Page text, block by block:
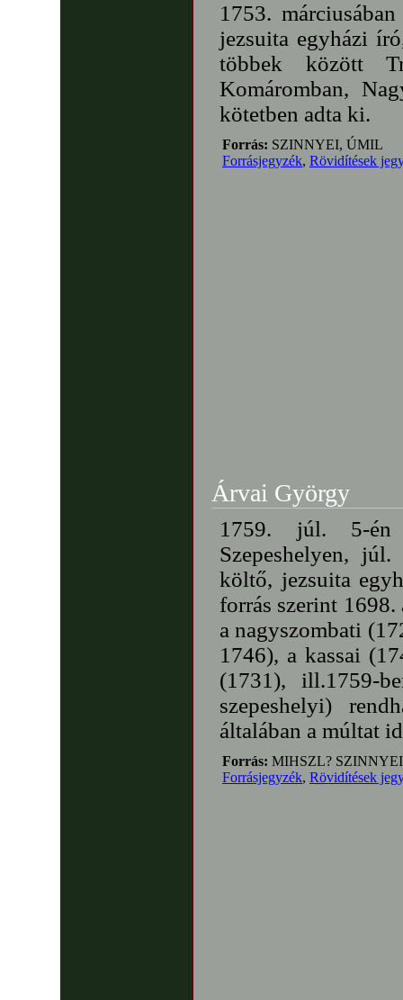
1753.
jezsuita egyházi
többek között
Komáromban,
kötetben adta ki.
Forrás: SZINNYEI, ÚMIL
Forrásjegyzék, Rövidítések
Árvai György
1759. júl. 5-én
Szepeshelyen,
költő, jezsuita
forrás szerint
a nagyszombati
1746), a kassai
(1731), ill.1759-
szepeshelyi)
általában a múltat
Forrás: MIHSZL?
Forrásjegyzék, Rövidítések